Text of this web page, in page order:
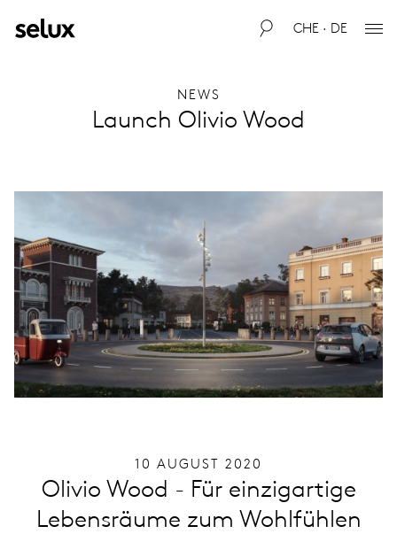
CHE · DE
Launch Olivio Wood
NEWS
Olivio Wood - Für einzigartige
Lebensräume zum Wohlfühlen
10 AUGUST 2020